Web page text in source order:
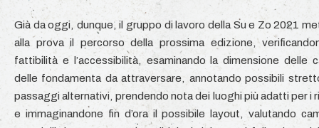
Già da oggi, dunque, il gruppo di lavoro della Su e Zo 2021
alla prova il percorso della prossima edizione,
fattibilità e l’accessibilità, esaminando la dimensione delle
delle fondamenta da attraversare, annotando possibili
passaggi alternativi, prendendo nota dei luoghi più adatti per i
e immaginandone fin d’ora il possibile layout, valutando